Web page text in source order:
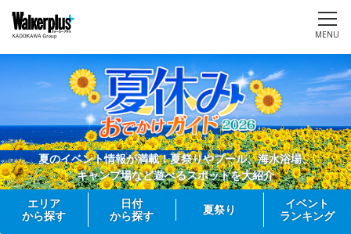
MENU
夏のイベント情報が満載！夏祭りやプール、海水浴場、
キャンプ場など遊べるスポットを大紹介
エリア
から探す
日付
から探す
夏祭り
イベント
ランキング